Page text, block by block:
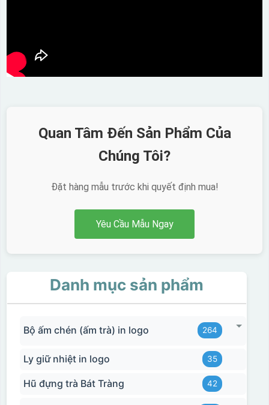
Quan Tâm Đến Sản Phẩm Của
Chúng Tôi?
Đặt hàng mẫu trước khi quyết định mua!
Yêu Cầu Mẫu Ngay
Danh mục sản phẩm
Bộ ấm chén (ấm trà) in logo 264
Ly giữ nhiệt in logo 35
Hũ đựng trà Bát Tràng 42